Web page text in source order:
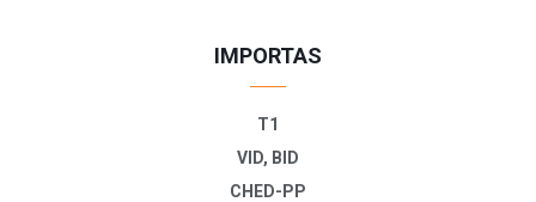
IMPORTAS
T1
VID, BID
CHED-PP